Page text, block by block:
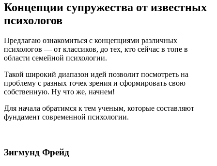
Концепции супружества от известных
психологов
Предлагаю ознакомиться с концепциями различных
психологов — от классиков, до тех, кто сейчас в топе в
области семейной психологии.
Такой широкий диапазон идей позволит посмотреть на
проблему с разных точек зрения и сформировать свою
собственную. Ну что же, начнем!
Для начала обратимся к тем ученым, которые составляют
фундамент современной психологии.
Зигмунд Фрейд